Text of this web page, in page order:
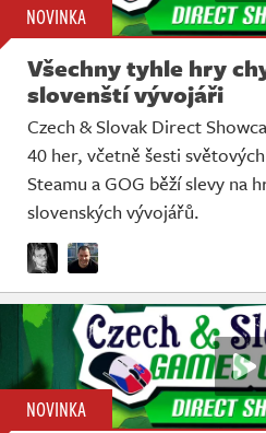
Databáze
Komunita
Redakce
Živě
NOVINKA
Všechny tyhle hry
slovenští vývojáři
Czech & Slovak Direct
40 her, včetně šesti
Steamu a GOG běží slevy na
slovenských vývojářů.
NOVINKA